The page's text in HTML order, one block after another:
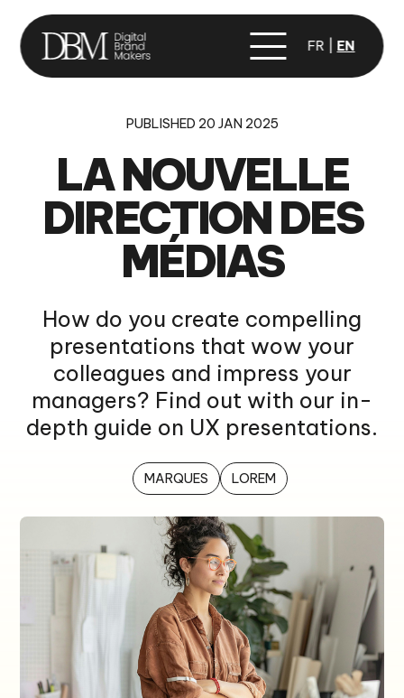
FR EN
PUBLISHED 20 JAN 2025
LA NOUVELLE
DIRECTION DES
MÉDIAS
How do you create compelling
presentations that wow your
colleagues and impress your
managers? Find out with our in-
depth guide on UX presentations.
MARQUES LOREM